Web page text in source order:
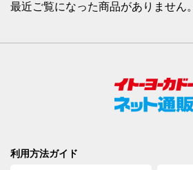
最近ご覧になった商品がありません。
利用方法ガイド